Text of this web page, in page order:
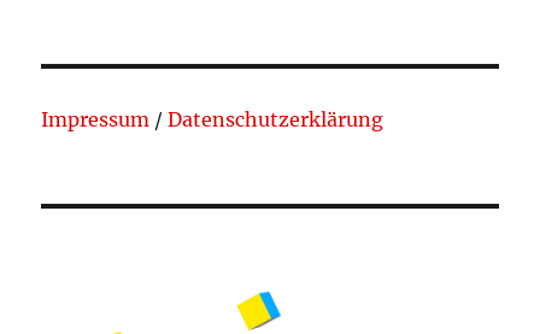
Impressum /Datenschutzerklärung